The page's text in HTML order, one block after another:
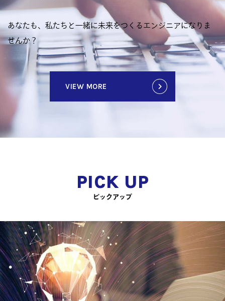
あなたも、私たちと一緒に未来をつくるエンジニアになりま
せんか？
VIEW MORE
PICK UP
ピックアップ